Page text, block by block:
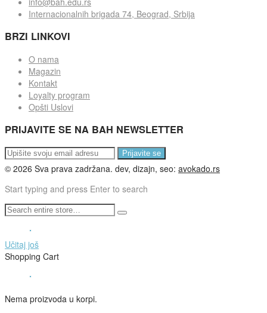
Internacionalnih brigada 74, Beograd, Srbija
BRZI LINKOVI
O nama
Magazin
Kontakt
Loyalty program
Opšti Uslovi
PRIJAVITE SE NA BAH NEWSLETTER
Prijavite se
© 2026 Sva prava zadržana. dev, dizajn, seo: avokado.rs
Start typing and press Enter to search
Učitaj još
Shopping Cart
Nema proizvoda u korpi.